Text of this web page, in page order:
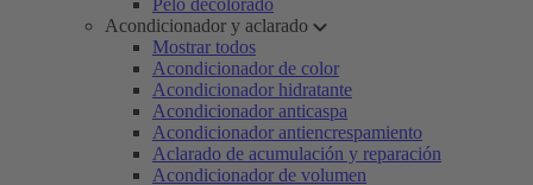
Pelo decolorado
Acondicionador y aclarado
Mostrar todos
Acondicionador de color
Acondicionador hidratante
Acondicionador anticaspa
Acondicionador antiencrespamiento
Aclarado de acumulación y reparación
Acondicionador de volumen